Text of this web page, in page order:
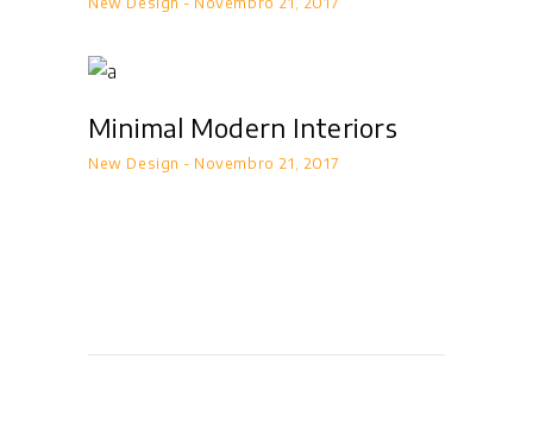
Minimal Modern Interiors
New Design Novembro 21, 2017